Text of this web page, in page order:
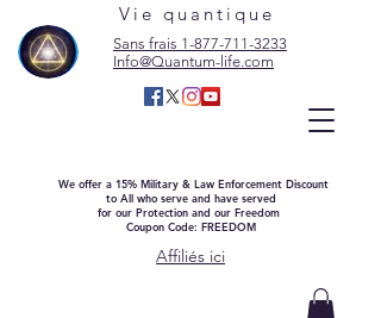
Vie quantique
Sans frais 1-877-711-3233
Info@Quantum-life.com
We offer a 15% Military & Law Enforcement Discount
to All who serve and have served
for our Protection and our Freedom
Coupon Code: FREEDOM
Affiliés ici